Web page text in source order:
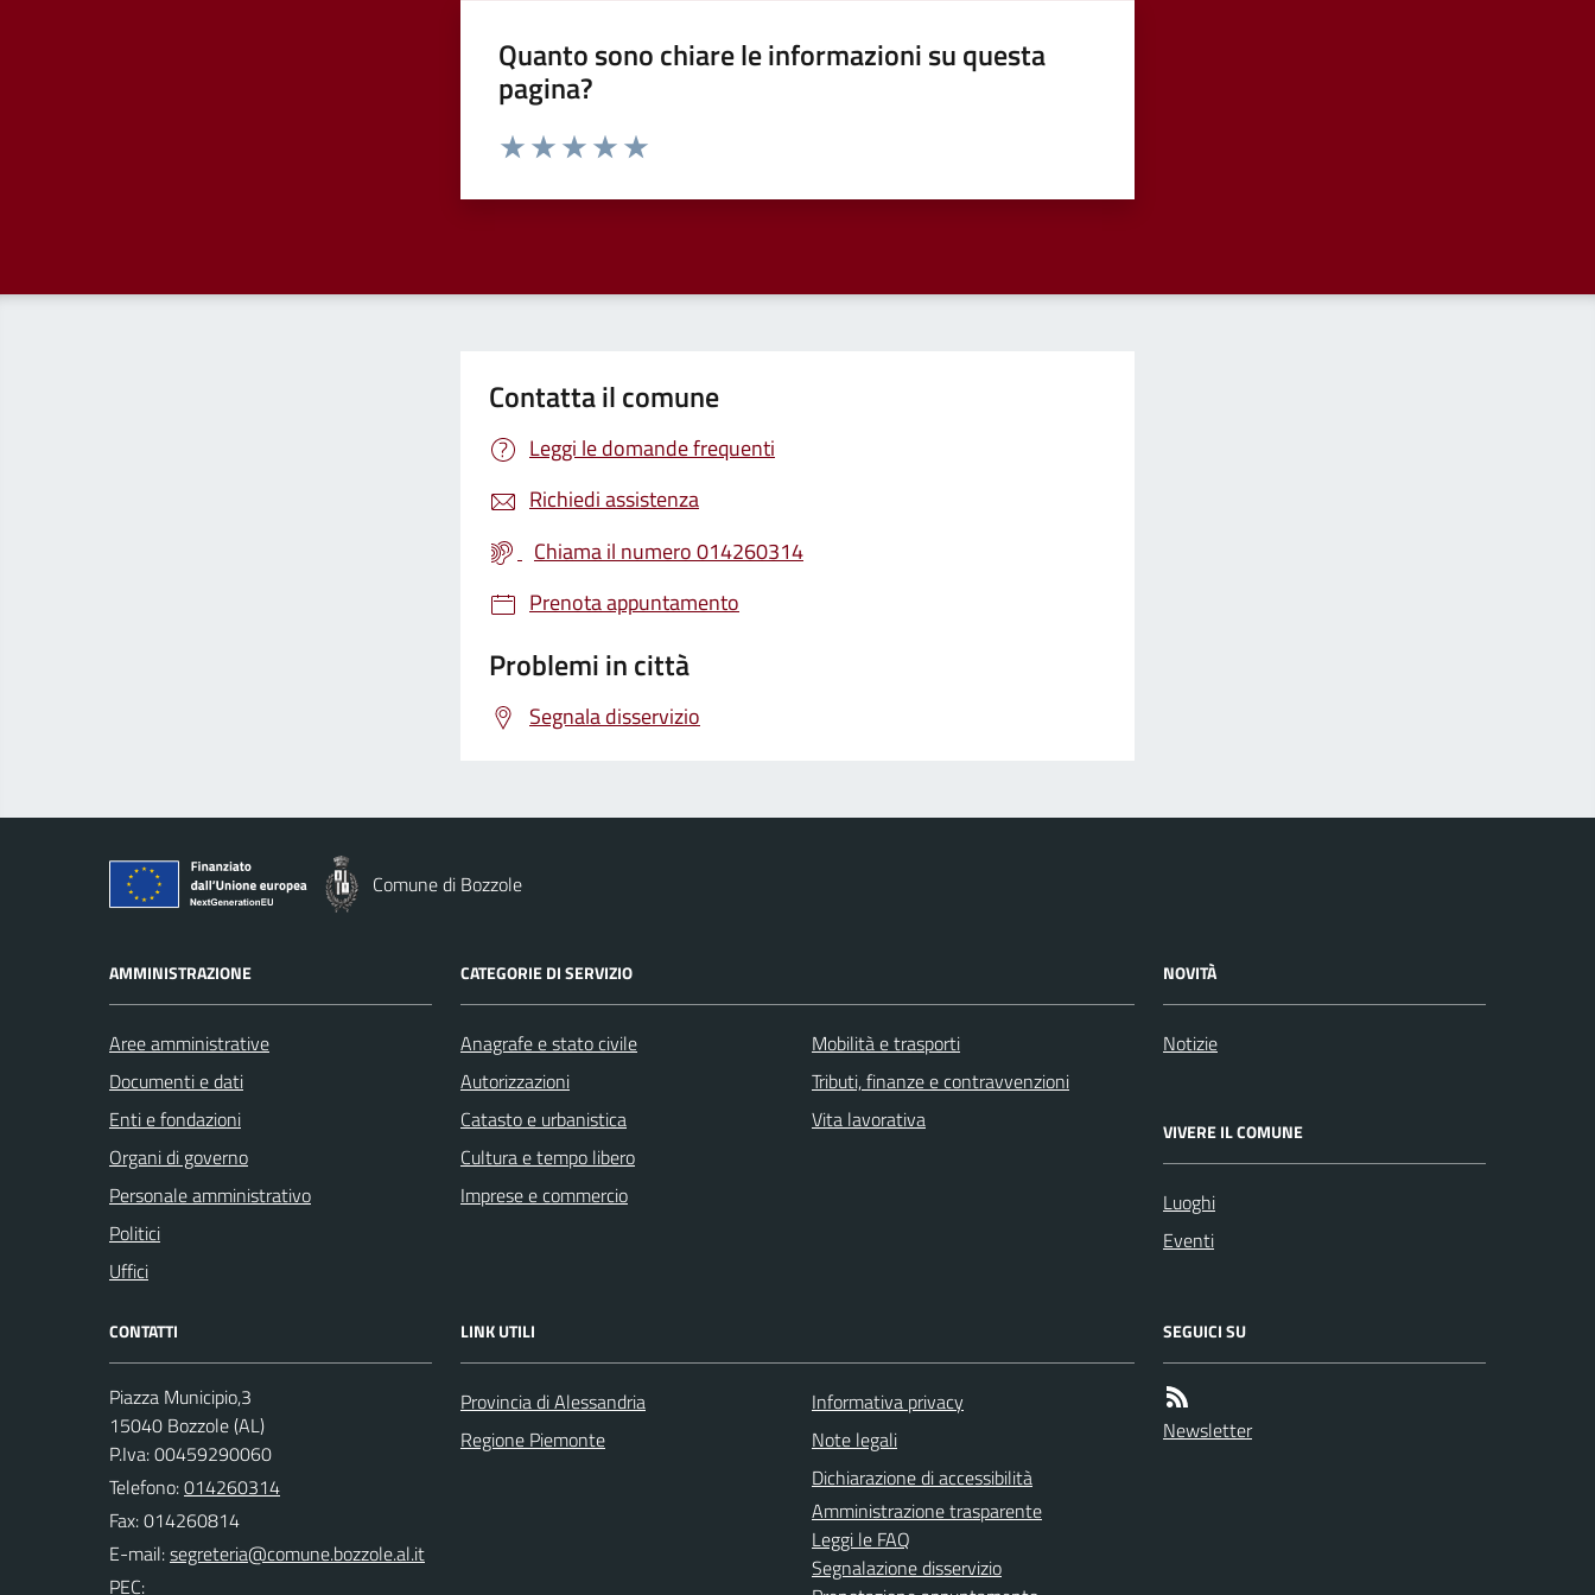
Quanto sono chiare le informazioni su questa
pagina?
Valuta da 1 a 5 stelle la pagina
Contatta il comune
Leggi le domande frequenti
Richiedi assistenza
Chiama il numero 014260314
Prenota appuntamento
Problemi in città
Segnala disservizio
Comune di Bozzole
AMMINISTRAZIONE
Aree amministrative
Documenti e dati
Enti e fondazioni
Organi di governo
Personale amministrativo
Politici
Uffici
CATEGORIE DI SERVIZIO
Anagrafe e stato civile
Autorizzazioni
Catasto e urbanistica
Cultura e tempo libero
Imprese e commercio
Mobilità e trasporti
Tributi, finanze e contravvenzioni
Vita lavorativa
NOVITÀ
Notizie
VIVERE IL COMUNE
Luoghi
Eventi
CONTATTI
Piazza Municipio,3
15040 Bozzole (AL)
P.Iva: 00459290060
Telefono:014260314
Fax: 014260814
E-mail:
PEC:
LINK UTILI
Provincia di Alessandria
Regione Piemonte
Informativa privacy
Note legali
Dichiarazione di accessibilità
Amministrazione trasparente
Leggi le FAQ
Segnalazione disservizio
SEGUICI SU
Newsletter